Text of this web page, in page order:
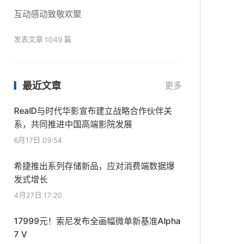
互动感动致敬欢聚
发表文章 1049 篇
最近文章 更多
RealD与时代华影宣布建立战略合作伙伴关
系，共同推进中国高端影院发展
6月17日 09:54
希捷推出系列存储新品，应对消费端数据爆
发式增长
4月27日 17:20
17999元！索尼发布全画幅微单新基准Alpha
7 V